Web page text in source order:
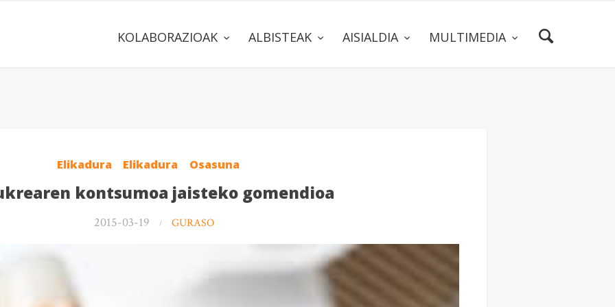
KOLABORAZIOAK ALBISTEAK AISIALDIA MULTIMEDIA
Elikadura Elikadura Osasuna
kontsumoa jaisteko gomendioa
2015-03-19 GURASO